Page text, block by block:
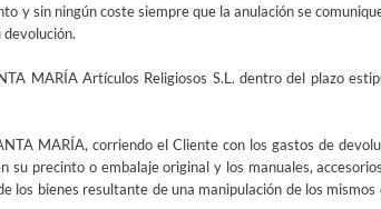
y sin ningún coste siempre que la anulación se
MARÍA Artículos Religiosos S.L. dentro del plazo
MARÍA, corriendo el Cliente con los gastos de
precinto o embalaje original y los manuales,
bienes resultante de una manipulación de los